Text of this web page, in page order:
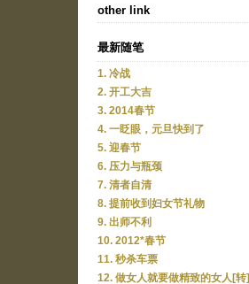
other link
最新随笔
1. 冷战
2. 开工大吉
3. 2014春节
4. 一眨眼，元旦快到了
5. 迎春节
6. 压力与瓶颈
7. 清者自清
8. 提前收到妇女节礼物
9. 出师不利
10. 2012*春节
11. 秒杀车票
12. 做女人就要做精致的女人[转]